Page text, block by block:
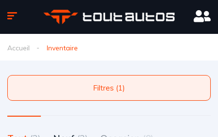
Accueil Inventaire
Filtres (1)